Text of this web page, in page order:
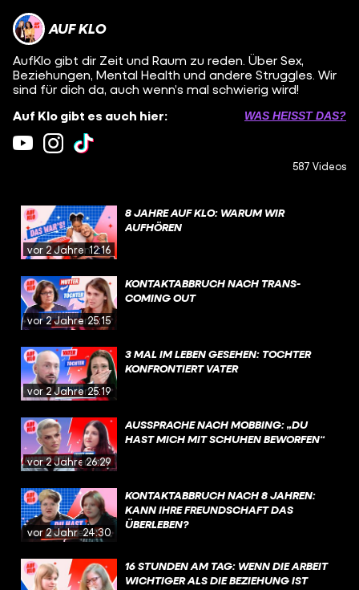
AUF KLO
AufKlo gibt dir Zeit und Raum zu reden. Über Sex,
Beziehungen, Mental Health und andere Struggles. Wir
sind für dich da, auch wenn’s mal schwierig wird!
Auf Klo gibt es auch hier:
WAS HEISST DAS?
587 Videos
vor 2 Jahren12:16
8 JAHRE AUF KLO: WARUM WIR
AUFHÖREN
vor 2 Jahren25:15
KONTAKTABBRUCH NACH TRANS-
COMING OUT
vor 2 Jahren25:19
3 MAL IM LEBEN GESEHEN: TOCHTER
KONFRONTIERT VATER
vor 2 Jahren26:29
AUSSPRACHE NACH MOBBING: „DU
HAST MICH MIT SCHUHEN BEWORFEN“
vor 2 Jahren24:30
KONTAKTABBRUCH NACH 8 JAHREN:
KANN IHRE FREUNDSCHAFT DAS
ÜBERLEBEN?
16 STUNDEN AM TAG: WENN DIE ARBEIT
WICHTIGER ALS DIE BEZIEHUNG IST